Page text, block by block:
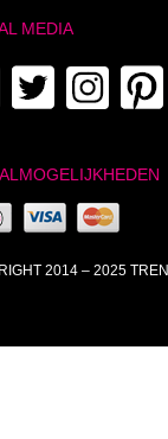
MEDIA
2014 – 2025